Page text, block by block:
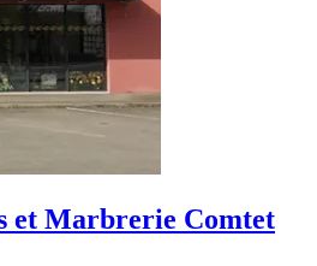
et Marbrerie Comtet